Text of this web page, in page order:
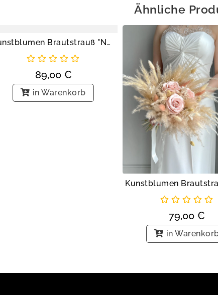
Ähnliche
Kunstblumen Brautstrauß "Nude Rose Delight"
89,00 €
in Warenkorb
79,00 €
in